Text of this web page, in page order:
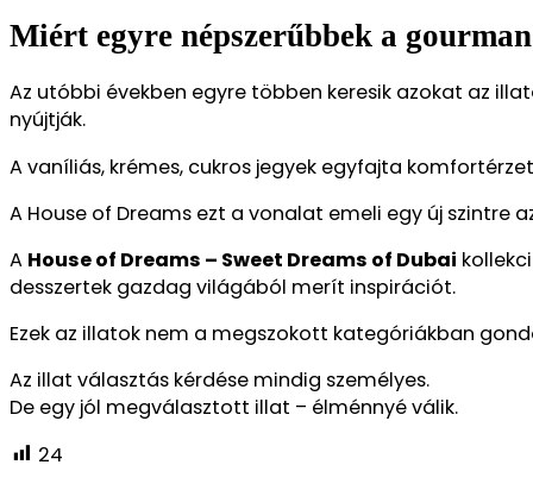
Miért egyre népszerűbbek a
Az utóbbi években egyre többen keresik azokat az
nyújtják.
A vaníliás, krémes, cukros jegyek egyfajta
A House of Dreams ezt a vonalat emeli egy új szintre
A House of Dreams – Sweet Dreams of Dubai
desszertek gazdag világából merít inspirációt.
Ezek az illatok nem a megszokott kategóriákban
Az illat választás kérdése mindig személyes.
De egy jól megválasztott illat – élménnyé válik.
24